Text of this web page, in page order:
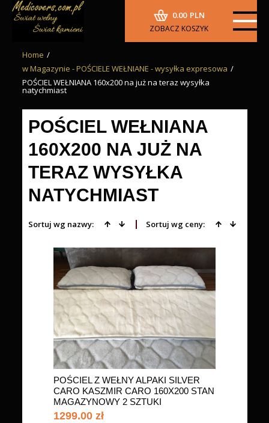
0.00 PLN
ZOBACZ KOSZYK
Home /
w Magazynie - POŚCIELE WEŁNIANE - wysyłka expresowa /
POŚCIEL WEŁNIANA 160x200 na już na teraz wysyłka
natychmiast
POŚCIEL WEŁNIANA
160X200 NA JUŻ NA
TERAZ WYSYŁKA
NATYCHMIAST
Sortuj wg nazwy: Sortuj wg ceny:
POŚCIEL Z WEŁNY ALPAKI SILVER
CARO KASZMIR CARO 160X200 STAN
MAGAZYNOWY 2 SZTUKI
1299.00 zł